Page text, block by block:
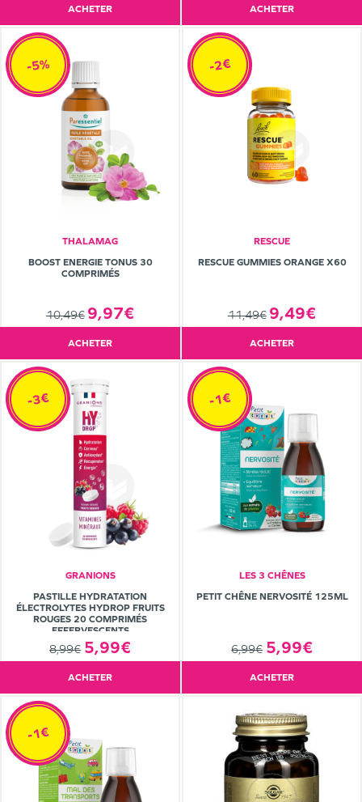
ACHETER ACHETER
THALAMAG
BOOST ENERGIE TONUS 30
COMPRIMÉS
10,49€ 9,97€
-5%
ACHETER
RESCUE
RESCUE GUMMIES ORANGE X60
11,49€ 9,49€
-2€
ACHETER
GRANIONS
PASTILLE HYDRATATION
ÉLECTROLYTES HYDROP FRUITS
ROUGES 20 COMPRIMÉS
EFFERVESCENTS
8,99€ 5,99€
-3€
ACHETER
LES 3 CHÊNES
PETIT CHÊNE NERVOSITÉ 125ML
6,99€ 5,99€
-1€
ACHETER
-1€